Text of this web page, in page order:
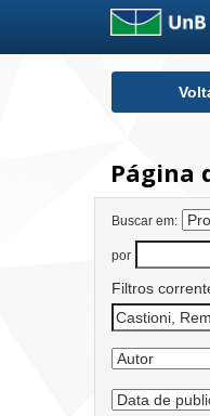
Página
Buscar em:
por
Filtros